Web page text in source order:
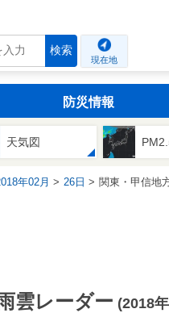
検索
現在地
防災情報
天気図
年02月 26日 関東・甲信地
雲レーダー (2018